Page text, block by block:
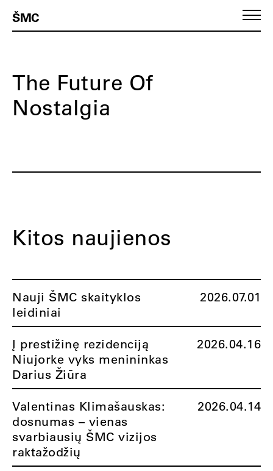
ŠMC
The Future Of
Nostalgia
Kitos naujienos
Nauji ŠMC skaityklos
leidiniai
2026.07.01
Į prestižinę rezidenciją
Niujorke vyks menininkas
Darius Žiūra
2026.04.16
Valentinas Klimašauskas:
dosnumas – vienas
svarbiausių ŠMC vizijos
raktažodžių
2026.04.14